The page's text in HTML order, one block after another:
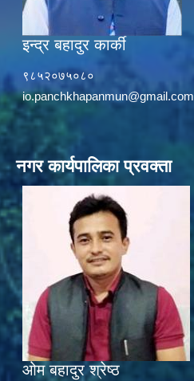
इन्द्र बहादुर कार्की
९८५२०७५०८०
io.panchkhapanmun@gmail.com
नगर कार्यपालिका प्रवक्ता
ओम बहादुर श्रेष्ठ